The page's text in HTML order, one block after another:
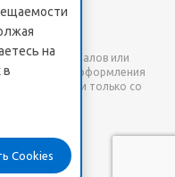
материалов или
дизайна и оформления
и только со
на
в
Cookies